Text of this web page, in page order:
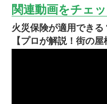
関連動画をチェッ
火災保険が適用でき
【プロが解説！街の屋